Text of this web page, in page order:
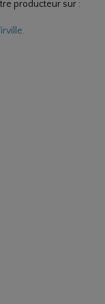
producteur sur :